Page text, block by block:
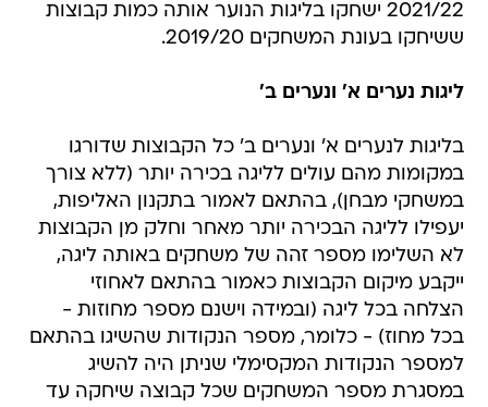
2021/22 ישחקו בליגות הנוער אותה כמות קבוצות
ששיחקו בעונת המשחקים 2019/20.
ליגות נערים א' ונערים ב'
בליגות לנערים א' ונערים ב' כל הקבוצות שדורגו
במקומות מהם עולים לליגה בכירה יותר (ללא צורך
במשחקי מבחן), בהתאם לאמור בתקנון האליפות,
יעפילו לליגה הבכירה יותר מאחר וחלק מן הקבוצות
לא השלימו מספר זהה של משחקים באותה ליגה,
ייקבע מיקום הקבוצות כאמור בהתאם לאחוזי
הצלחה בכל ליגה (ובמידה וישנם מספר מחוזות -
בכל מחוז) - כלומר, מספר הנקודות שהשיגו בהתאם
למספר הנקודות המקסימלי שניתן היה להשיג
במסגרת מספר המשחקים שכל קבוצה שיחקה עד